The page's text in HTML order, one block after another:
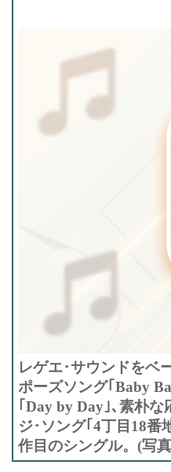
レゲエ･サウンドをベ
ポーズソング｢Baby
｢Day by Day｣､素朴
ジ･ソング｢4丁目18番
作目のシングル。(写